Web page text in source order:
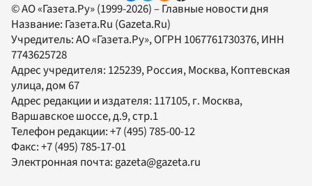
© АО «Газета.Ру» (1999-2026) – Главные новости дня
Название: Газета.Ru (Gazeta.Ru)
Учредитель:АО «Газета.Ру», ОГРН 1067761730376, ИНН
7743625728
Адрес учредителя: 125239, Россия, Москва, Коптевская
улица, дом 67
Адрес редакции и издателя: 117105, г. Москва,
Варшавское шоссе, д.9, стр.1
Телефон редакции:+7 (495) 785-00-12
Факс:+7 (495) 785-17-01
Электронная почта:gazeta@gazeta.ru